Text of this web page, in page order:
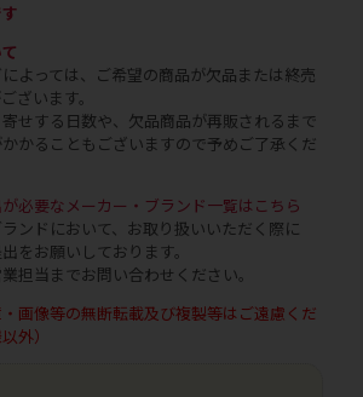
よっては、ご希望の商品が欠品または終売
ざいます。
せする日数や、欠品商品が再販されるまで
かることもございますので予めご了承くだ
必要なメーカー・ブランド一覧はこちら
ンドにおいて、お取り扱いいただく際に
をお願いしております。
担当までお問い合わせください。
画像等の無断転載及び複製等はご遠慮くだ
外）